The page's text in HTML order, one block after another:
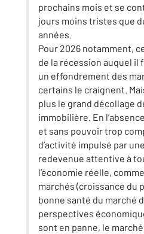
prochains mois et se
jours moins tristes que
années.
Pour 2026 notamment,
de la récession auquel il
un effondrement des
certains le craignent.
plus le grand décollage
immobilière. En
et sans pouvoir trop
d’activité impulsé par
redevenue attentive à
l’économie réelle,
marchés (croissance du
bonne santé du marché
perspectives
sont en panne, le marché